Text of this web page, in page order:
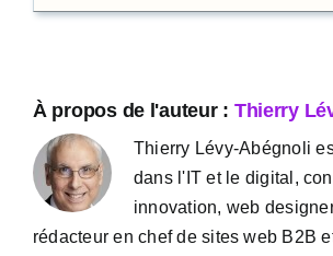
À propos de l'auteur : Thierry
Thierry Lévy-Abégnoli
dans l'IT et le digital,
innovation, web
rédacteur en chef de sites web B2B